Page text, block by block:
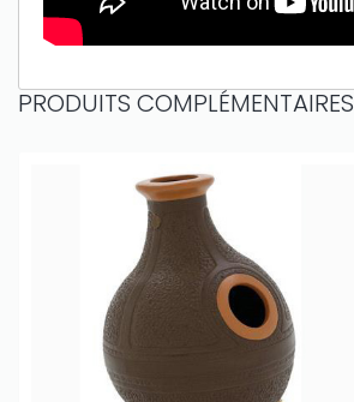
PRODUITS COMPLÉMENTAIRES